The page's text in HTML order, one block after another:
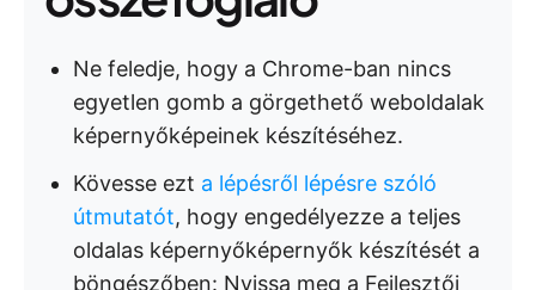
Ne feledje, hogy a Chrome-ban nincs
egyetlen gomb a görgethető weboldalak
képernyőképeinek készítéséhez.
Kövesse ezt a lépésről lépésre szóló
útmutatót, hogy engedélyezze a teljes
oldalas képernyőképernyők készítését a
böngészőben: Nyissa meg a Fejlesztői